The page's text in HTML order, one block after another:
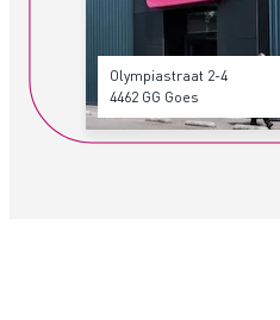
Olympiastraat 2-4
4462 GG Goes